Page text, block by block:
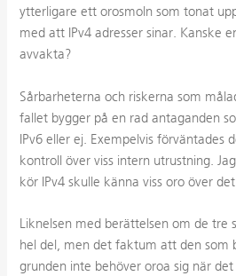
ytterligare ett orosmoln som tonat
med att IPv4 adresser sinar. Kanske
avvakta?
Sårbarheterna och riskerna som
fallet bygger på en rad antaganden
IPv6 eller ej. Exempelvis förväntades
kontroll över viss intern utrustning.
kör IPv4 skulle känna viss oro över
Liknelsen med berättelsen om de tre
hel del, men det faktum att den som
grunden inte behöver oroa sig när